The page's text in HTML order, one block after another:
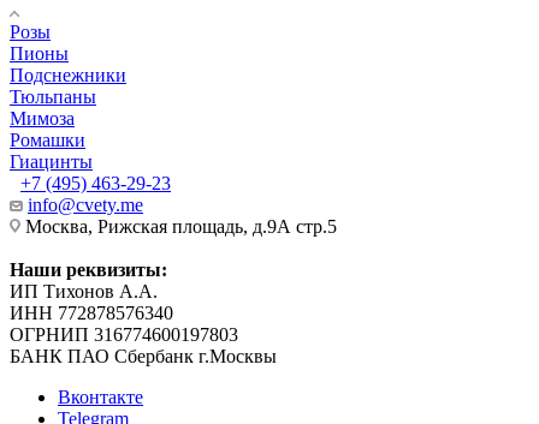
Розы
Пионы
Подснежники
Тюльпаны
Мимоза
Ромашки
Гиацинты
+7 (495) 463-29-23
info@cvety.me
Москва, Рижская площадь, д.9А стр.5
Наши реквизиты:
ИП Тихонов А.А.
ИНН 772878576340
ОГРНИП 316774600197803
БАНК ПАО Сбербанк г.Москвы
Вконтакте
Telegram